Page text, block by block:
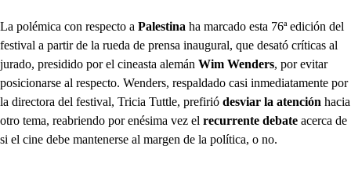
La polémica con respecto a Palestina ha marcado esta 76ª edición del
festival a partir de la rueda de prensa inaugural, que desató críticas al
jurado, presidido por el cineasta alemán Wim Wenders, por evitar
posicionarse al respecto. Wenders, respaldado casi inmediatamente por
la directora del festival, Tricia Tuttle, prefirió desviar la atención hacia
otro tema, reabriendo por enésima vez el recurrente debate acerca de
si el cine debe mantenerse al margen de la política, o no.